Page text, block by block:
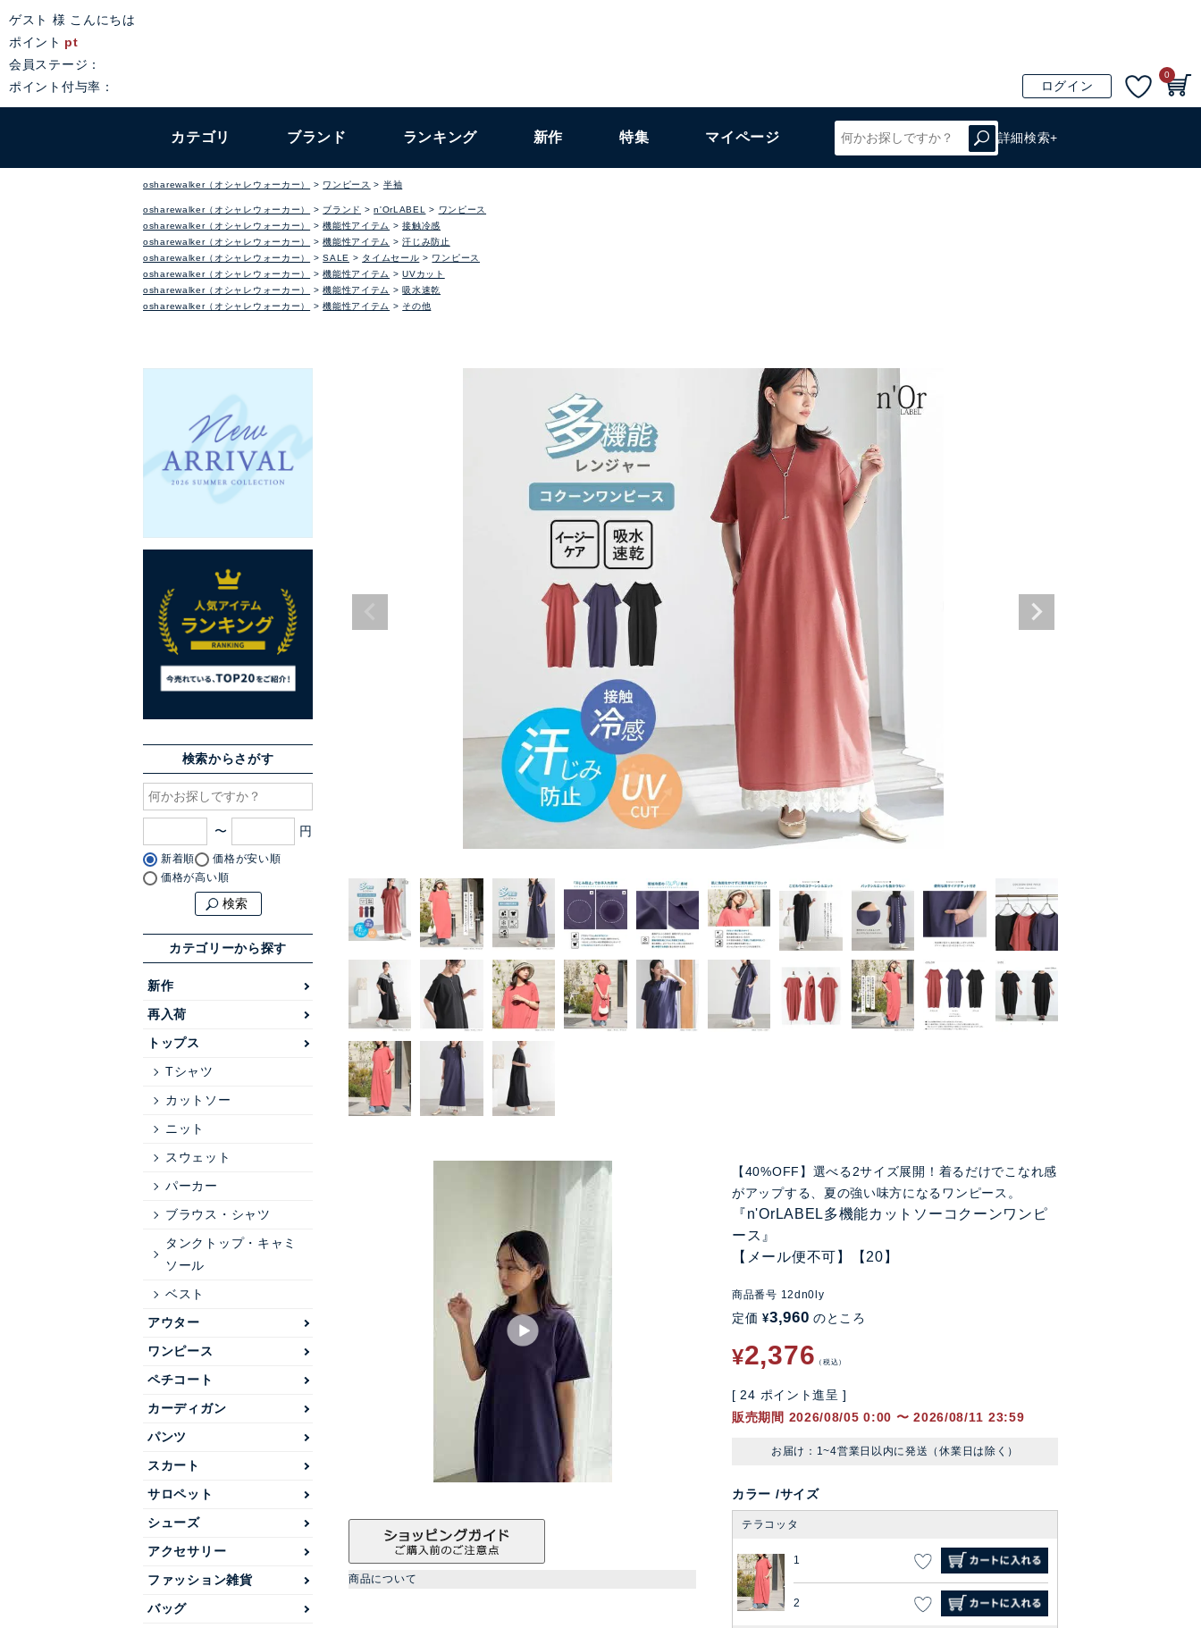
ゲスト 様 こんにちは
ポイント pt
会員ステージ：
ポイント付与率：
ログイン
0
カテゴリ ブランド ランキング 新作 特集 マイページ 詳細検索+
osharewalker（オシャレウォーカー） ワンピース 半袖
osharewalker（オシャレウォーカー） ブランド n'OrLABEL
ワンピース
osharewalker（オシャレウォーカー）
機能性アイテム
接触冷感
osharewalker（オシャレウォーカー）
機能性アイテム
汗じみ防止
osharewalker（オシャレウォーカー）
SALE タイムセール
ワンピース
osharewalker（オシャレウォーカー）
機能性アイテム
UVカット
osharewalker（オシャレウォーカー）
機能性アイテム
吸水速乾
osharewalker（オシャレウォーカー）
機能性アイテム その他
検索からさがす
〜
新着順
価格が安い順
価格が高い順
検索
カテゴリーから探す
新作
再入荷
トップス
Tシャツ
カットソー
ニット
スウェット
パーカー
ブラウス・シャツ
タンクトップ・キャミ
ソール
ベスト
アウター
ワンピース
ペチコート
カーディガン
パンツ
スカート
サロペット
シューズ
アクセサリー
ファッション雑貨
バッグ
【40%OFF】選べる2サイズ展開！着るだけでこなれ感
がアップする、夏の強い味方になるワンピース。
『n'OrLABEL多機能カットソーコクーンワンピ
ース』
【メール便不可】【20】
商品番号 12dn0ly
定価 ¥3,960 のところ
¥2,376 税込
[ 24 ポイント進呈 ]
販売期間 2026/08/05 0:00 〜 2026/08/11 23:59
お届け：1~4営業日以内に発送（休業日は除く）
カラー サイズ
テラコッタ
1
2
商品について